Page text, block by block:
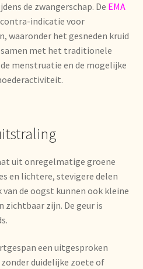
de zwangerschap. De EMA
indicatie voor
waaronder het gesneden kruid
met het traditionele
menstruatie en de mogelijke
uit onregelmatige groene
en lichtere, stevigere delen
de oogst kunnen ook kleine
zijn. De geur is
een uitgesproken
duidelijke zoete of